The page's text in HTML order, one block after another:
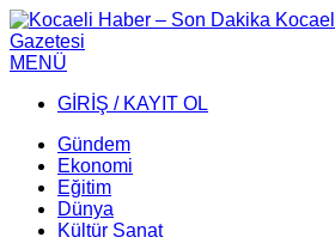
MENÜ
GİRİŞ / KAYIT OL
Gündem
Ekonomi
Eğitim
Dünya
Kültür Sanat